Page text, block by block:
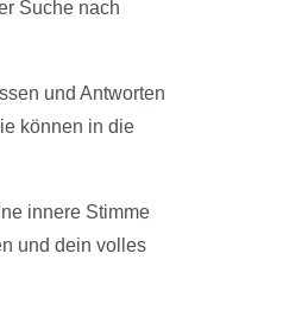
Suche nach
und Antworten
können in die
innere Stimme
und dein volles